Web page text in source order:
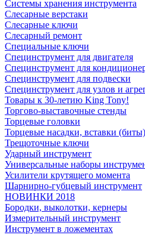
Системы хранения инструмента
Слесарные верстаки
Слесарные ключи
Слесарный ремонт
Специальные ключи
Специнструмент для двигателя
Специнструмент для
Специнструмент для подвески
Специнструмент для узлов и
Товары к 30-летию King Tony!
Торгово-выставочные стенды
Торцевые головки
Торцевые насадки, вставки (биты)
Трещоточные ключи
Ударный инструмент
Универсальные наборы
Усилители крутящего момента
Шарнирно-губцевый инструмент
НОВИНКИ 2018
Бородки, выколотки, кернеры
Измерительный инструмент
Инструмент в ложементах